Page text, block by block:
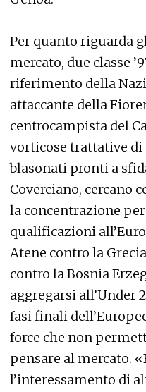
Per quanto riguarda
mercato, due classe
riferimento della
attaccante della
centrocampista del
vorticose trattative di
blasonati pronti a
Coverciano, cercano
la concentrazione
qualificazioni
Atene contro la
contro la Bosnia
aggregarsi all’Under
fasi finali
force che non
pensare al mercato.
l’interessamento di